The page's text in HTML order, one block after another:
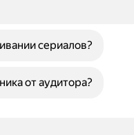
сериалов?
от аудитора?